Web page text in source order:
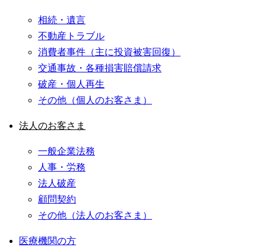
相続・遺言
不動産トラブル
消費者事件（主に投資被害回復）
交通事故・各種損害賠償請求
破産・個人再生
その他（個人のお客さま）
法人のお客さま
一般企業法務
人事・労務
法人破産
顧問契約
その他（法人のお客さま）
医療機関の方